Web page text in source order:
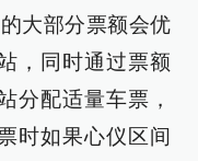
大部分票额会优
，同时通过票额
分配适量车票，
时如果心仪区间